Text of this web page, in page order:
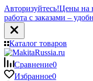
Авторизуйтесь!Цены на
работа с заказами –
Каталог товаров
Сравнение0
Избранное0